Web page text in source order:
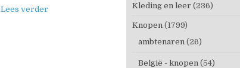
Lees verder Kleding en leer (236)
Knopen (1799)
ambtenaren (26)
België - knopen (54)